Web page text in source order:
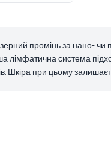
промінь за нано- чи
лімфатична система
Шкіра при цьому